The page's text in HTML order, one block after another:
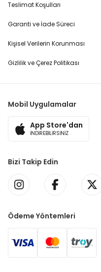
Teslimat Koşulları
Garanti ve İade Süreci
Kişisel Verilerin Korunması
Gizlilik ve Çerez Politikası
Mobil Uygulamalar
App Store'dan
İNDİREBİLİRSİNİZ
Bizi Takip Edin
Ödeme Yöntemleri